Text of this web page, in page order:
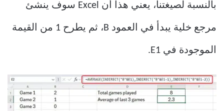
بالنسبة لصيغتنا، يعني هذا أن Excel سوف ينشئ
مرجع خلية يبدأ في العمود B، ثم يطرح 1 من القيمة
الموجودة في E1.